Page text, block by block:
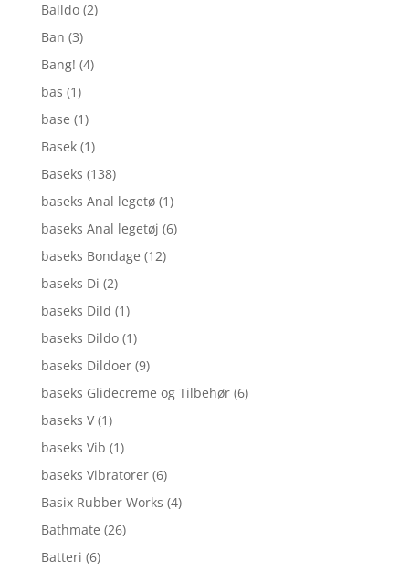
Balldo (2)
Ban (3)
Bang! (4)
bas (1)
base (1)
Basek (1)
Baseks (138)
baseks Anal legetø (1)
baseks Anal legetøj (6)
baseks Bondage (12)
baseks Di (2)
baseks Dild (1)
baseks Dildo (1)
baseks Dildoer (9)
baseks Glidecreme og Tilbehør (6)
baseks V (1)
baseks Vib (1)
baseks Vibratorer (6)
Basix Rubber Works (4)
Bathmate (26)
Batteri (6)